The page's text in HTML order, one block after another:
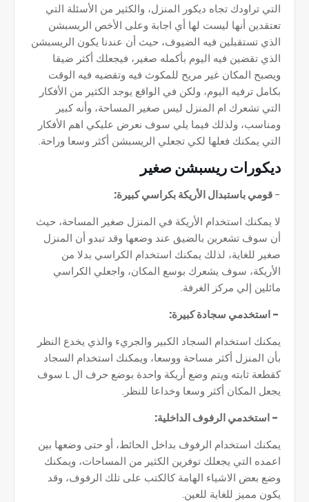
التي تراودك تجاه ديكور المنزل، والكثير من الأسئلة التي
تعتقدين أنها ليست لها أي اجابة وعلى الأخص الريسبشن
الذي تستقبلين فيه الضيوف، حيث أن عندنا يكون الريسبشن
الذي تقضين فيه اليوم بأكمله صغير، فيجعلك أكثر ضيقا
ويصبح المكان غير مريح للمكوث فيه وتقضيه فيه الوقت
بكامل ترفيه اليوم، ولكن في الواقع يوجد الكثير من الأفكار
التي تشعرك ام المنزل ليس صغير المساحة، وأنه كبير
ومناسب، ولذلك فيما يلي سوف نعرض عليكي اهم الأفكار
التي يمكنك فعلها لكي تجعلي الريسبشن أكثر وسعا وراحة.
ديكورات ريسبشن صغير
-قومي باستبدال الأريكة بكراسي كبيرة:
لا يمكنك استخدام الأريكة في المنزل صغير المساحة، حيث
أن سوف تشعرين بالضيق عند وضعها وقد تبدو أن المنزل
صغير للغاية، لذلك يمكنك استخدام الكراسي بدلا من
الأريكة، سوف يشعرك بوسع المكان، واجعلي الكراسي
مائلين إلي مركز الغرفة.
- استخدمي سجادة كبيرة:
يمكنك استخدام السجاد الكبير والجريء والذي يخدع النظر
بأن المنزل أكثر مساحة ووسعا، ويمكنك استخدام السجاد
كقطعة ثابته ويتم وضع أريكة واحدة بوضع حرف ال L سوف
يجعل المكان أكثر وسعا وخداعا للنظر.
- استخدمي الرفوف الداخلية:
يمكنك استخدام الرفوف بداخل الحائط، أو حتى وضعها بين
اعمده التي يجعلك توفرين الكثير من المساحات، ويمكنك
وضع بعض الاشياء الهامة كالكتب على تلك الرفوف، وقد
يكون مميز للغاية للعين.